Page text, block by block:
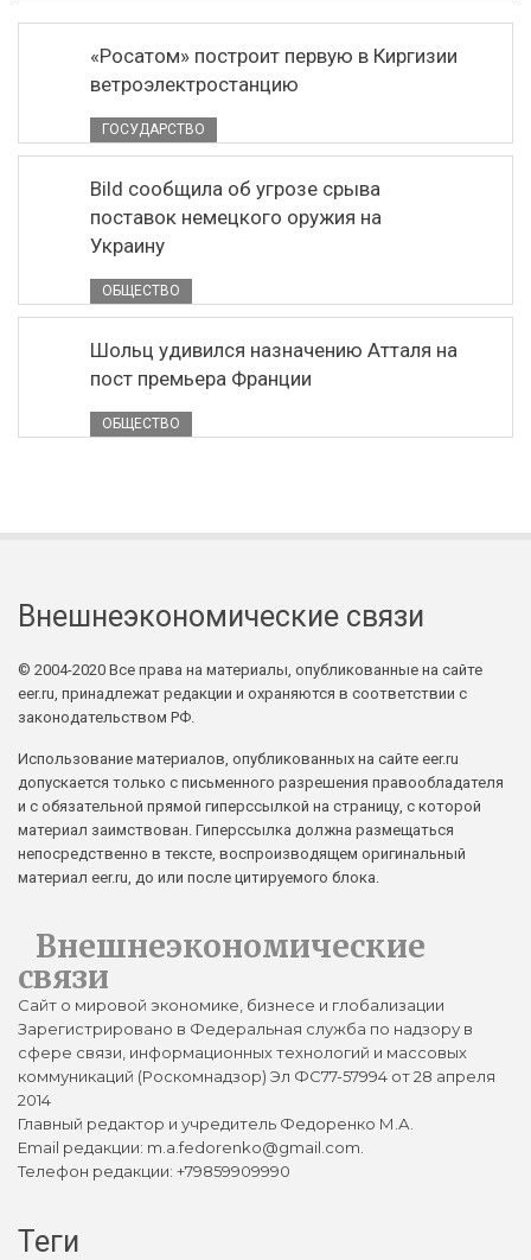
«Росатом» построит первую в Киргизии
ветроэлектростанцию
ГОСУДАРСТВО
Bild сообщила об угрозе срыва
поставок немецкого оружия на
Украину
ОБЩЕСТВО
Шольц удивился назначению Атталя на
пост премьера Франции
ОБЩЕСТВО
Внешнеэкономические связи
© 2004-2020 Все права на материалы, опубликованные на сайте
eer.ru, принадлежат редакции и охраняются в соответствии с
законодательством РФ.
Использование материалов, опубликованных на сайте eer.ru
допускается только с письменного разрешения правообладателя
и с обязательной прямой гиперссылкой на страницу, с которой
материал заимствован. Гиперссылка должна размещаться
непосредственно в тексте, воспроизводящем оригинальный
материал eer.ru, до или после цитируемого блока.
Внешнеэкономические
связи
Сайт о мировой экономике, бизнесе и глобализации
Зарегистрировано в Федеральная служба по надзору в
сфере связи, информационных технологий и массовых
коммуникаций (Роскомнадзор) Эл ФС77-57994 от 28 апреля
2014
Главный редактор и учредитель Федоренко М.А.
Email редакции: m.a.fedorenko@gmail.com.
Телефон редакции: +79859909990
Теги